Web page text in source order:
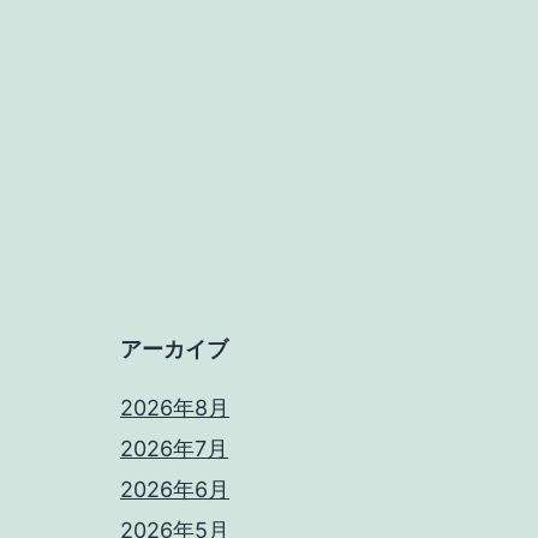
アーカイブ
2026年8月
2026年7月
2026年6月
2026年5月